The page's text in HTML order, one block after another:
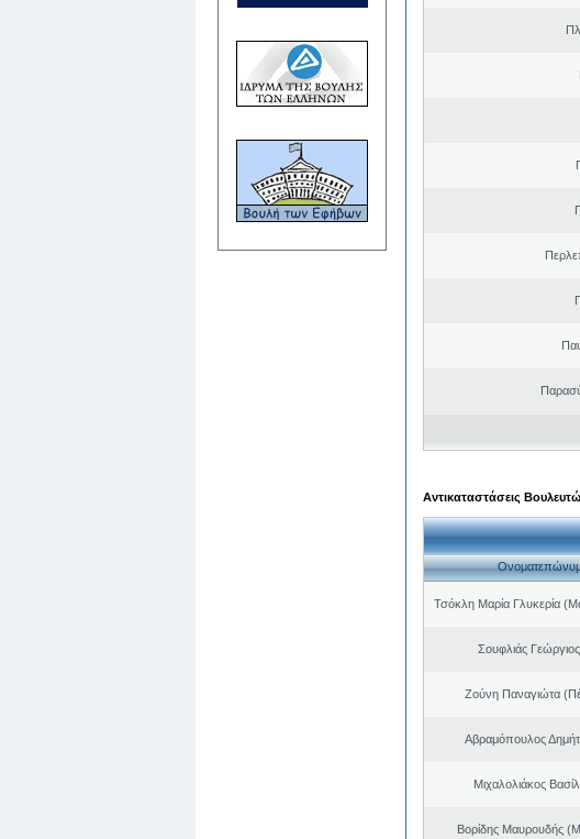
Αντικαταστάσεις
Τσόκλη Μαρία Γλυκερία
Σουφλιάς
Ζούνη Παναγιώτα
Αβραμόπουλος
Μιχαλολιάκος
Βορίδης Μαυρουδής